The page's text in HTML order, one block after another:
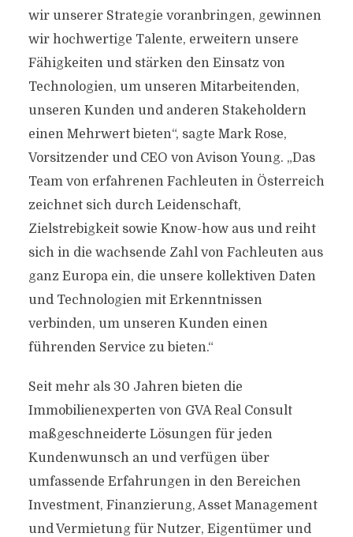
wir unserer Strategie voranbringen, gewinnen
wir hochwertige Talente, erweitern unsere
Fähigkeiten und stärken den Einsatz von
Technologien, um unseren Mitarbeitenden,
unseren Kunden und anderen Stakeholdern
einen Mehrwert bieten“, sagte Mark Rose,
Vorsitzender und CEO von Avison Young. „Das
Team von erfahrenen Fachleuten in Österreich
zeichnet sich durch Leidenschaft,
Zielstrebigkeit sowie Know-how aus und reiht
sich in die wachsende Zahl von Fachleuten aus
ganz Europa ein, die unsere kollektiven Daten
und Technologien mit Erkenntnissen
verbinden, um unseren Kunden einen
führenden Service zu bieten.“
Seit mehr als 30 Jahren bieten die
Immobilienexperten von GVA Real Consult
maßgeschneiderte Lösungen für jeden
Kundenwunsch an und verfügen über
umfassende Erfahrungen in den Bereichen
Investment, Finanzierung, Asset Management
und Vermietung für Nutzer, Eigentümer und